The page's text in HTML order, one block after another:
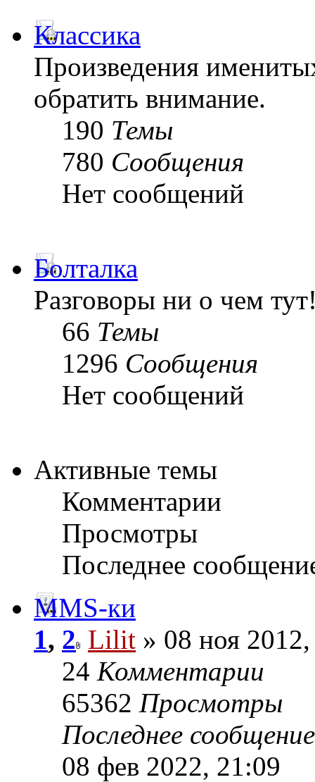
Классика
Произведения
обратить внимание.
190 Темы
780 Сообщения
Нет сообщений
Болталка
Разговоры ни о чем
66 Темы
1296 Сообщения
Нет сообщений
Активные темы
Комментарии
Просмотры
Последнее
MMS-ки
1, 2 Lilit » 08 ноя
24 Комментарии
65362 Просмотры
Последнее
08 фев 2022, 21:09